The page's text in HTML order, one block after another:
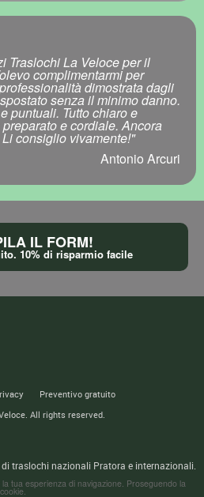
Traslochi La Veloce per il
complimentarmi per
dimostrata dagli
senza il minimo danno.
puntuali. Tutto chiaro e
e cordiale. Ancora
consiglio vivamente!"
Antonio Arcuri
IL FORM!
10% di risparmio facile
Preventivo gratuito
. All rights reserved.
di traslochi nazionali Pratora e internazionali.
tua esperienza di navigazione. Proseguendo la